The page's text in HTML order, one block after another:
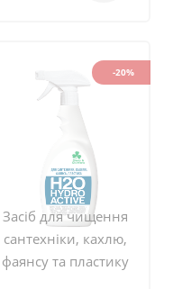
-20%
Засіб для чищення
сантехніки, кахлю,
фаянсу та пластику